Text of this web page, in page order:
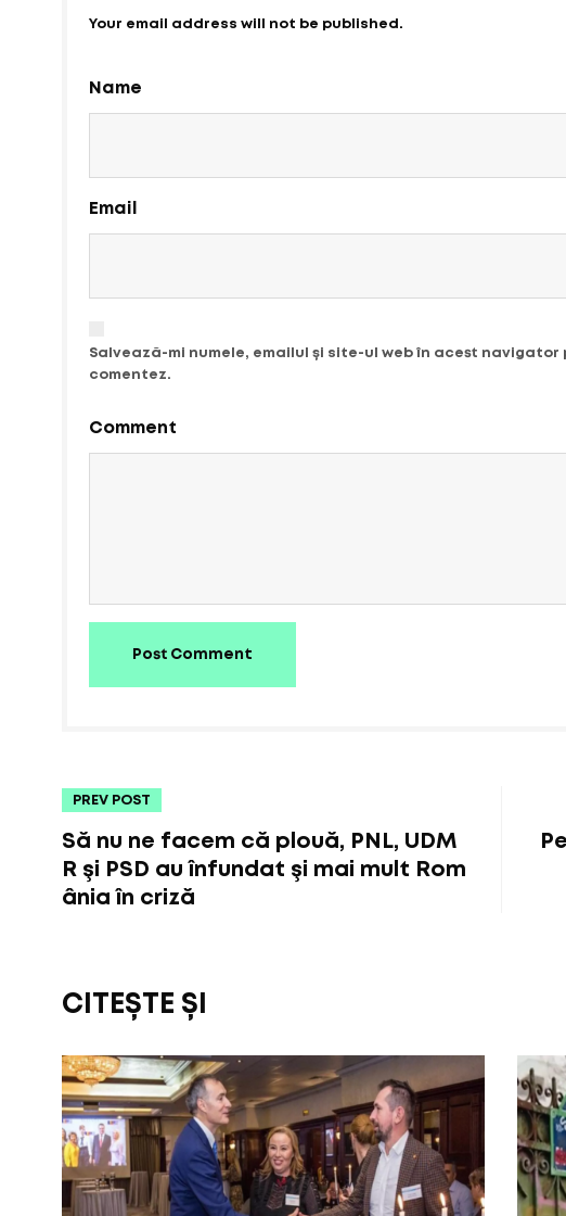
Your email address will not be published.
Name
Email
Salvează-mi numele, emailul și site-ul web în acest
comentez.
Comment
Post Comment
PREV POST
Să nu ne facem că plouă, PNL, UDM
R şi PSD au înfundat şi mai mult Rom
ânia în criză
CITEȘTE ȘI